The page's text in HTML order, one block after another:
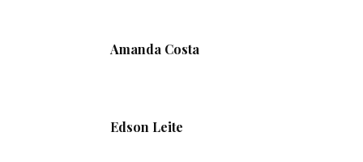
Amanda Costa
Edson Leite